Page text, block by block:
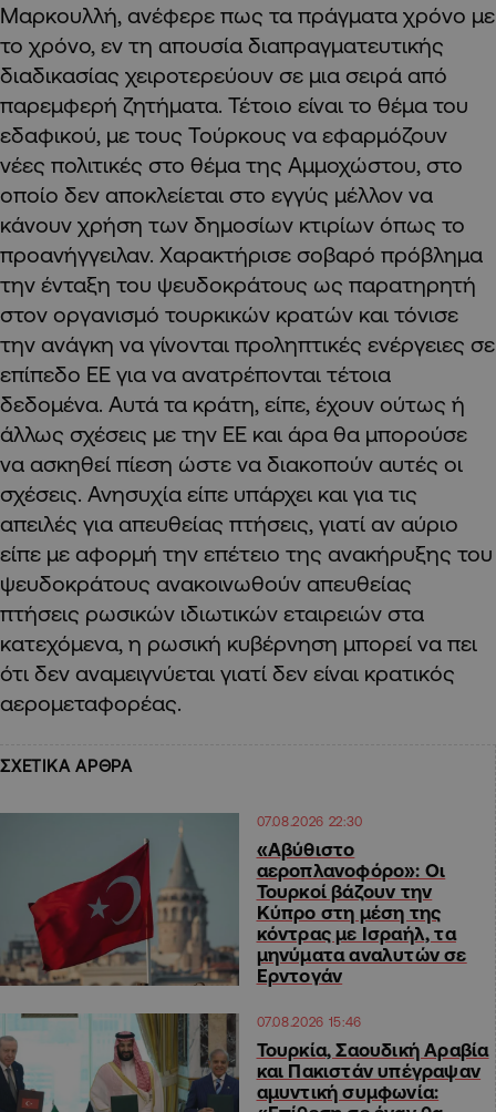
Μαρκουλλή, ανέφερε πως τα πράγματα χρόνο με
το χρόνο, εν τη απουσία διαπραγματευτικής
διαδικασίας χειροτερεύουν σε μια σειρά από
παρεμφερή ζητήματα. Τέτοιο είναι το θέμα του
εδαφικού, με τους Τούρκους να εφαρμόζουν
νέες πολιτικές στο θέμα της Αμμοχώστου, στο
οποίο δεν αποκλείεται στο εγγύς μέλλον να
κάνουν χρήση των δημοσίων κτιρίων όπως το
προανήγγειλαν. Χαρακτήρισε σοβαρό πρόβλημα
την ένταξη του ψευδοκράτους ως παρατηρητή
στον οργανισμό τουρκικών κρατών και τόνισε
την ανάγκη να γίνονται προληπτικές ενέργειες σε
επίπεδο ΕΕ για να ανατρέπονται τέτοια
δεδομένα. Αυτά τα κράτη, είπε, έχουν ούτως ή
άλλως σχέσεις με την ΕΕ και άρα θα μπορούσε
να ασκηθεί πίεση ώστε να διακοπούν αυτές οι
σχέσεις. Ανησυχία είπε υπάρχει και για τις
απειλές για απευθείας πτήσεις, γιατί αν αύριο
είπε με αφορμή την επέτειο της ανακήρυξης του
ψευδοκράτους ανακοινωθούν απευθείας
πτήσεις ρωσικών ιδιωτικών εταιρειών στα
κατεχόμενα, η ρωσική κυβέρνηση μπορεί να πει
ότι δεν αναμειγνύεται γιατί δεν είναι κρατικός
αερομεταφορέας.
ΣΧΕΤΙΚΑ ΑΡΘΡΑ
07.08.2026 22:30
«Αβύθιστο
αεροπλανοφόρο»: Οι
Τουρκοί βάζουν την
Κύπρο στη μέση της
κόντρας με Ισραήλ, τα
μηνύματα αναλυτών σε
Ερντογάν
07.08.2026 15:46
Τουρκία, Σαουδική Αραβία
και Πακιστάν υπέγραψαν
αμυντική συμφωνία: